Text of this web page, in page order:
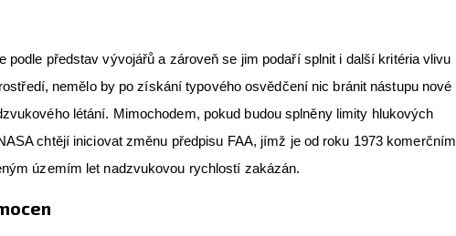
podle představ vývojářů a zároveň se jim podaří splnit i další kritéria vlivu
nemělo by po získání typového osvědčení nic bránit nástupu nové
létání. Mimochodem, pokud budou splněny limity hlukových
chtějí iniciovat změnu předpisu FAA, jímž je od roku 1973 komerčním
územím let nadzvukovou rychlostí zakázán.